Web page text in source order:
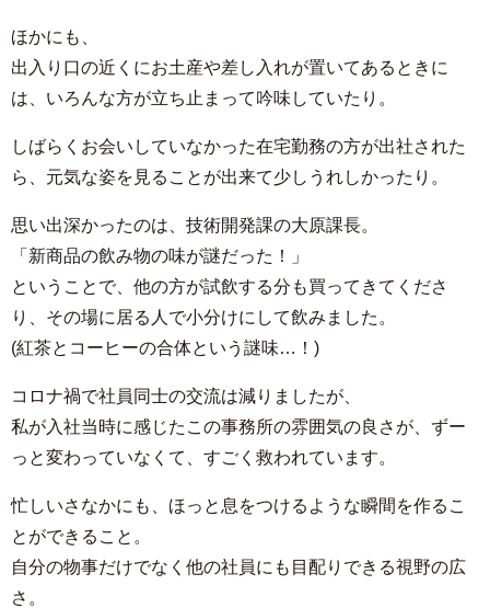
ほかにも、
出入り口の近くにお土産や差し入れが置いてあるときに
は、いろんな方が立ち止まって吟味していたり。
しばらくお会いしていなかった在宅勤務の方が出社された
ら、元気な姿を見ることが出来て少しうれしかったり。
思い出深かったのは、技術開発課の大原課長。
「新商品の飲み物の味が謎だった！」
ということで、他の方が試飲する分も買ってきてくださ
り、その場に居る人で小分けにして飲みました。
(紅茶とコーヒーの合体という謎味…！)
コロナ禍で社員同士の交流は減りましたが、
私が入社当時に感じたこの事務所の雰囲気の良さが、ずー
っと変わっていなくて、すごく救われています。
忙しいさなかにも、ほっと息をつけるような瞬間を作るこ
とができること。
自分の物事だけでなく他の社員にも目配りできる視野の広
さ。